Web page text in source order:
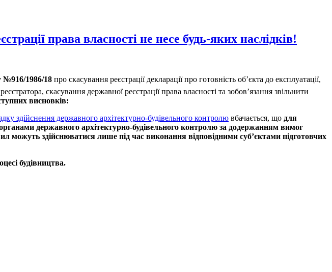
права власності не несе будь-яких наслідків!
№916/1986/18 про скасування реєстрації декларації про готовність об’єкта до експлуатації,
скасування державної реєстрації права власності та зобов’язання звільнити
висновків:
здійснення державного архітектурно-будівельного контролю вбачається, що для
державного архітектурно-будівельного контролю за додержанням вимог
можуть здійснюватися лише під час виконання відповідними суб’єктами підготовчих
будівництва.